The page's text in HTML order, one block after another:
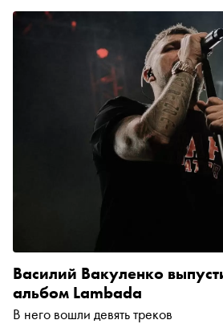
Василий Вакуленко
альбом Lambada
В него вошли девять треков